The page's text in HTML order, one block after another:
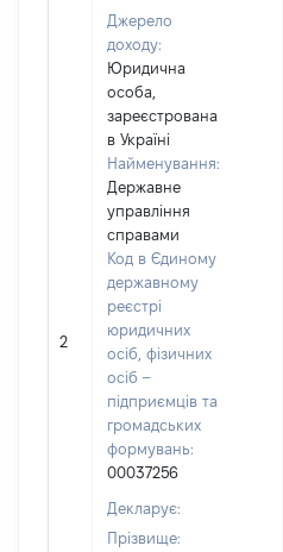
2
Джерело
доходу:
Юридична
особа,
зареєстрована
в Україні
Найменування:
Державне
управління
справами
Код в Єдиному
державному
реєстрі
юридичних
осіб, фізичних
осіб –
підприємців та
громадських
формувань:
00037256
Декларує:
Прізвище: